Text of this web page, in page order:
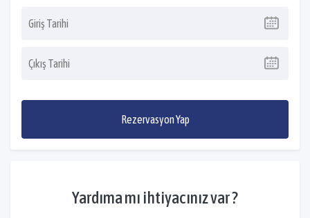
Rezervasyon Yap
Yardıma mı ihtiyacınız var ?